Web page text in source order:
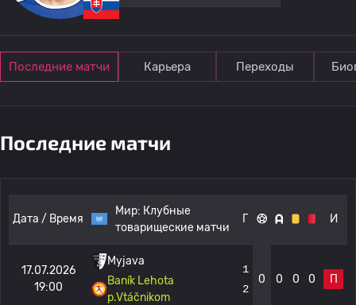
Последние матчи Карьера Переходы
Последние матчи
Дата / Время
Мир: Клубные
товарищеские матчи
Г И
17.07.2026
19:00
Myjava
Baník Lehota
p.Vtáčnikom
1
2
0 0 0 0 П